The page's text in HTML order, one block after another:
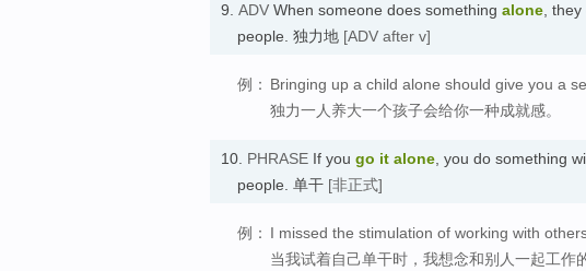
9. ADV When someone does something alone, they
people. 独力地 [ADV after v]
例： Bringing up a child alone should give you a
独力一人养大一个孩子会给你一种成就感。
10. PHRASE If you go it alone, you do something
people. 单干 [非正式]
例： I missed the stimulation of working with
当我试着自己单干时，我想念和别人一起工作